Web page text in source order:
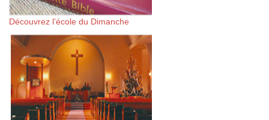
Découvrez l’école du Dimanche